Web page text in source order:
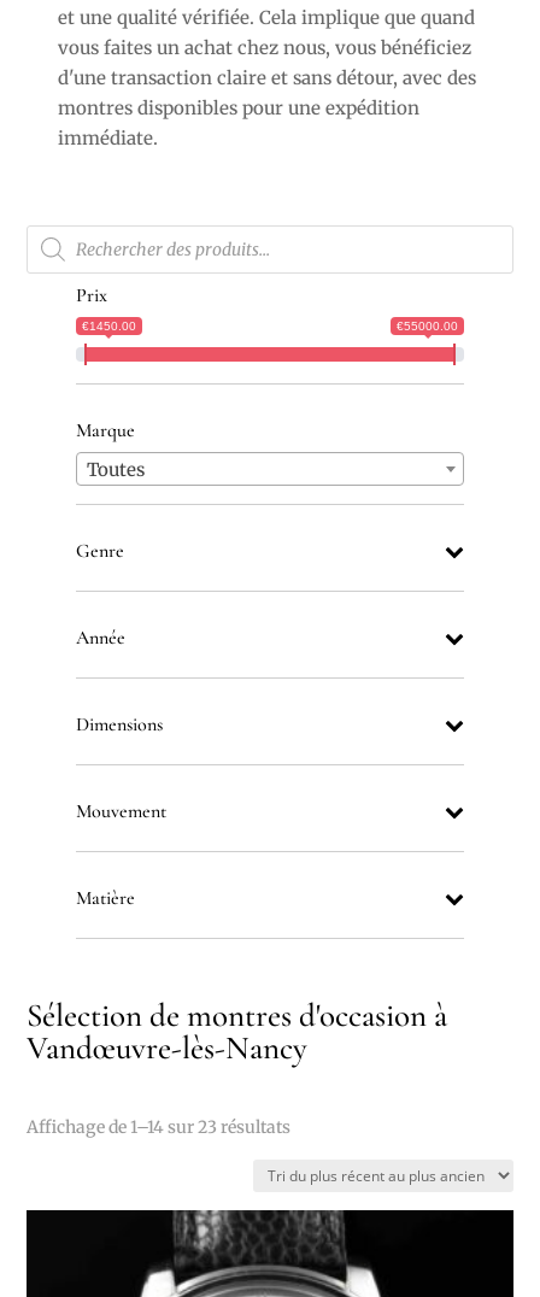
et une qualité vérifiée. Cela implique que quand
vous faites un achat chez nous, vous bénéficiez
d'une transaction claire et sans détour, avec des
montres disponibles pour une expédition
immédiate.
Recherche
de
produits
Prix
€1450.00 €55000.00
Marque
Toutes
Genre
Année
Dimensions
Mouvement
Matière
Sélection de montres d'occasion à
Vandœuvre-lès-Nancy
Affichage de 1–14 sur 23 résultatsTrié
plus
récent
au
plus